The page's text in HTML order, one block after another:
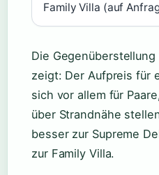
Family Villa (auf
Die
zeigt: Der Aufpreis für
sich vor allem für
über Strandnähe
besser zur Supreme
zur Family Villa.